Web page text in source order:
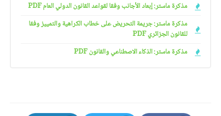
مذكرة ماستر: إبعاد الأجانب وفقا لقواعد القانون الدولي العام PDF
مذكرة ماستر: جريمة التحريض على خطاب الكراهية والتمييز وفقا
للقانون الجزائري PDF
مذكرة ماستر: الذكاء الاصطناعي والقانون PDF